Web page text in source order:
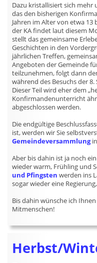
Dazu kristallisiert sich mehr
das den bisherigen
Jahren im Alter von etwa 13
der KA findet laut diesem
stellt das gemeinsame
Geschichten in den
jährlichen Treffen,
Angeboten der Gemeinde
teilzunehmen, folgt dann
während des Besuchs der
Dieser Teil wird eher dem
Konfirmandenunterricht
abgeschlossen werden.
Die endgültige
ist, werden wir Sie
Gemeindeversammlung
Aber bis dahin ist ja noch
wieder warm, Frühling und
und Pfingsten werden ins
sogar wieder eine
Bis dahin wünsche ich
Mitmenschen!
Herbst/